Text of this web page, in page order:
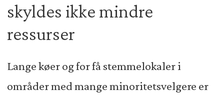
skyldes ikke mindre
ressurser
Lange køer og for få stemmelokaler i
områder med mange minoritetsvelgere er